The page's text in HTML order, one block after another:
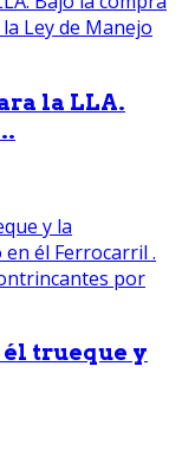
la LLA.
él trueque y